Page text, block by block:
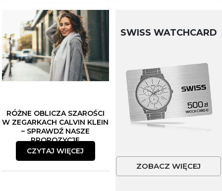
RÓŻNE OBLICZA SZAROŚCI
W ZEGARKACH CALVIN KLEIN
– SPRAWDŹ NASZE
PROPOZYCJE
CZYTAJ WIĘCEJ
SWISS WATCHCARD
ZOBACZ WIĘCEJ